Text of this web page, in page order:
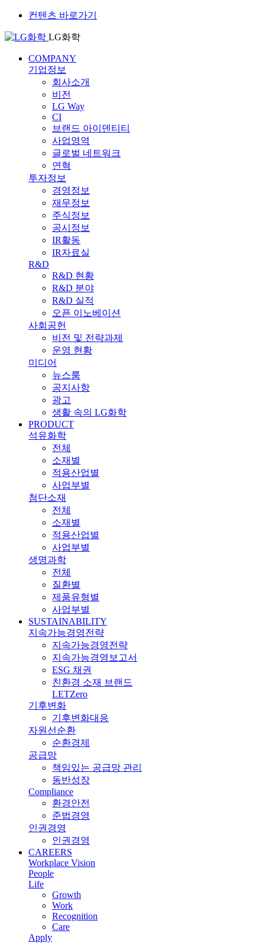
컨텐츠 바로가기
LG화학
COMPANY
기업정보
회사소개
비전
LG Way
CI
브랜드 아이덴티티
사업영역
글로벌 네트워크
연혁
투자정보
경영정보
재무정보
주식정보
공시정보
IR활동
IR자료실
R&D
R&D 현황
R&D 분야
R&D 실적
오픈 이노베이션
사회공헌
비전 및 전략과제
운영 현황
미디어
뉴스룸
공지사항
광고
생활 속의 LG화학
PRODUCT
석유화학
전체
소재별
적용산업별
사업부별
첨단소재
전체
소재별
적용산업별
사업부별
생명과학
전체
질환별
제품유형별
사업부별
SUSTAINABILITY
지속가능경영전략
지속가능경영전략
지속가능경영보고서
ESG 채권
친환경 소재 브랜드
LETZero
기후변화
기후변화대응
자원선순환
순환경제
공급망
책임있는 공급망 관리
동반성장
Compliance
환경안전
준법경영
인권경영
인권경영
CAREERS
Workplace Vision
People
Life
Growth
Work
Recognition
Care
Apply